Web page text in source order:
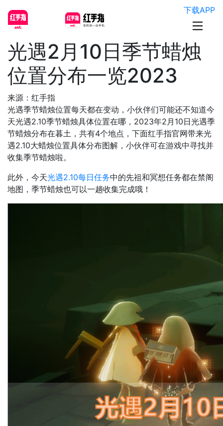
下载APP
光遇2月10日季节蜡烛
位置分布一览2023
来源：红手指
光遇季节蜡烛位置每天都在变动，小伙伴们可能还不知道今
天光遇2.10季节蜡烛具体位置在哪，2023年2月10日光遇季
节蜡烛分布在暮土，共有4个地点，下面红手指官网带来光
遇2.10大蜡烛位置具体分布图解，小伙伴可在游戏中寻找并
收集季节蜡烛啦。
此外，今天光遇2.10每日任务中的先祖和冥想任务都在禁阁
地图，季节蜡烛也可以一趟收集完成哦！